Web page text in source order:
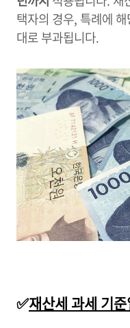
택자의 경우, 특례에
대로 부과됩니다.
✅재산세 과세 기